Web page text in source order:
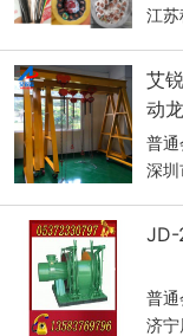
江苏
艾
动
普通
深圳
JD-
普通
济宁